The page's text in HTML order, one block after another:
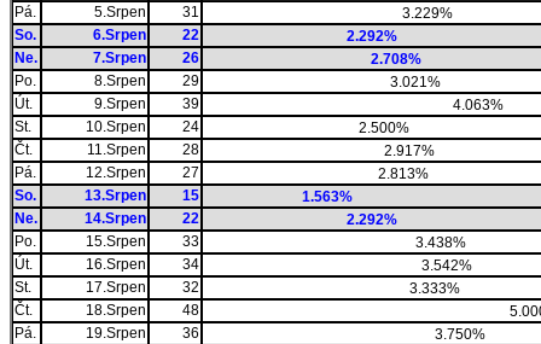
Pá.
5.Srpen 31
3.229%
So.
6.Srpen 22
2.292%
Ne.
7.Srpen 26
2.708%
Po.
8.Srpen 29
3.021%
Út.
9.Srpen 39
4.063%
St.
10.Srpen 24
2.500%
Čt.
11.Srpen 28
2.917%
Pá.
12.Srpen 27
2.813%
So.
13.Srpen 15
1.563%
Ne.
14.Srpen 22
2.292%
Po.
15.Srpen 33
3.438%
Út.
16.Srpen 34
3.542%
St.
17.Srpen 32
3.333%
Čt.
18.Srpen 48
Pá.
19.Srpen 36
3.750%